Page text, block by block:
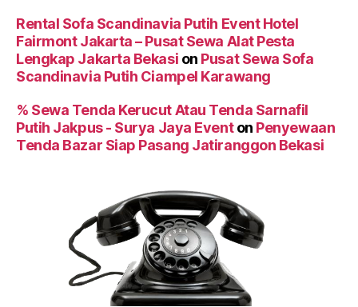
Rental Sofa Scandinavia Putih Event Hotel
Fairmont Jakarta – Pusat Sewa Alat Pesta
Lengkap Jakarta Bekasi on Pusat Sewa Sofa
Scandinavia Putih Ciampel Karawang
% Sewa Tenda Kerucut Atau Tenda Sarnafil
Putih Jakpus - Surya Jaya Eventon Penyewaan
Tenda Bazar Siap Pasang Jatiranggon Bekasi